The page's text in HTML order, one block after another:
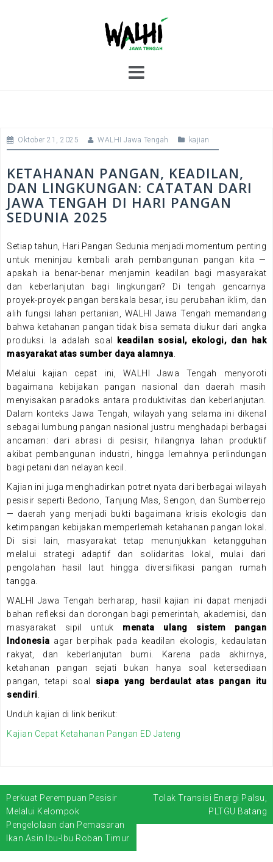
Oktober 21, 2025 WALHI Jawa Tengah kajian
KETAHANAN PANGAN, KEADILAN,
DAN LINGKUNGAN: CATATAN DARI
JAWA TENGAH DI HARI PANGAN
SEDUNIA 2025
Setiap tahun, Hari Pangan Sedunia menjadi momentum penting
untuk meninjau kembali arah pembangunan pangan kita —
apakah ia benar-benar menjamin keadilan bagi masyarakat
dan keberlanjutan bagi lingkungan? Di tengah gencarnya
proyek-proyek pangan berskala besar, isu perubahan iklim, dan
alih fungsi lahan pertanian, WALHI Jawa Tengah memandang
bahwa ketahanan pangan tidak bisa semata diukur dari angka
produksi. Ia adalah soal
keadilan sosial, ekologi, dan hak
masyarakat atas sumber daya alamnya
Melalui kajian cepat ini, WALHI Jawa Tengah menyoroti
bagaimana kebijakan pangan nasional dan daerah masih
menyisakan paradoks antara produktivitas dan keberlanjutan.
Dalam konteks Jawa Tengah, wilayah yang selama ini dikenal
sebagai lumbung pangan nasional justru menghadapi berbagai
ancaman: dari abrasi di pesisir, hilangnya lahan produktif
akibat pembangunan industri, hingga lemahnya perlindungan
bagi petani dan nelayan kecil.
Kajian ini juga menghadirkan potret nyata dari berbagai wilayah
pesisir seperti Bedono, Tanjung Mas, Sengon, dan Sumberrejo
— daerah yang menjadi bukti bagaimana krisis ekologis dan
ketimpangan kebijakan memperlemah ketahanan pangan lokal.
Di sisi lain, masyarakat tetap menunjukkan ketangguhan
melalui strategi adaptif dan solidaritas lokal, mulai dari
pengolahan hasil laut hingga diversifikasi pangan rumah
tangga.
WALHI Jawa Tengah berharap, hasil kajian ini dapat menjadi
bahan refleksi dan dorongan bagi pemerintah, akademisi, dan
masyarakat sipil untuk menata ulang sistem pangan
Indonesia agar berpihak pada keadilan ekologis, kedaulatan
rakyat, dan keberlanjutan bumi. Karena pada akhirnya,
ketahanan pangan sejati bukan hanya soal ketersediaan
pangan, tetapi soal siapa yang berdaulat atas pangan itu
sendiri
Unduh kajian di link berikut:
Kajian Cepat Ketahanan Pangan ED Jateng
N
a
v
i
Perkuat Perempuan Pesisir
Melalui Kelompok
Pengelolaan dan Pemasaran
Ikan Asin Ibu-Ibu Roban Timur
Tolak Transisi Energi Palsu,
PLTGU Batang